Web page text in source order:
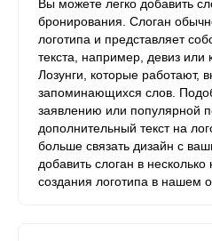
Вы можете легко добавить
бронирования. Слоган
логотипа и представляет
текста, например, девиз или
Лозунги, которые работают,
запоминающихся слов.
заявлению или популярной
дополнительный текст на
больше связать дизайн с
добавить слоган в
создания логотипа в нашем